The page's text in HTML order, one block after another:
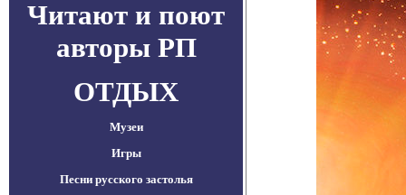
Читают и поют
авторы РП
ОТДЫХ
Музеи
Игры
Песни русского застолья